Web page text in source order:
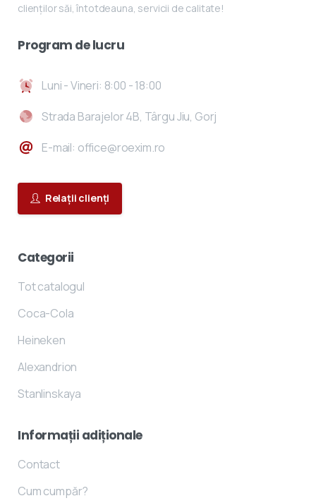
clienților săi, întotdeauna, servicii de calitate!
Program delucru
Luni - Vineri: 8:00 - 18:00
Strada Barajelor 4B, Târgu Jiu, Gorj
E-mail: office@roexim.ro
Relații clienți
Categorii
Tot catalogul
Coca-Cola
Heineken
Alexandrion
Stanlinskaya
Informații adiționale
Contact
Cum cumpăr?